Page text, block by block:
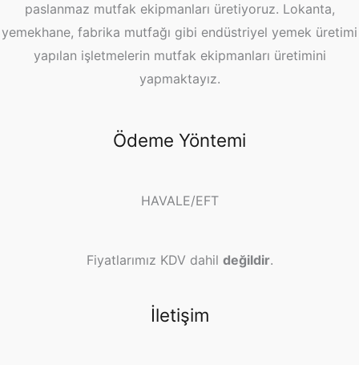
paslanmaz mutfak ekipmanları üretiyoruz. Lokanta,
yemekhane, fabrika mutfağı gibi endüstriyel yemek üretimi
yapılan işletmelerin mutfak ekipmanları üretimini
yapmaktayız.
Ödeme Yöntemi
HAVALE/EFT
Fiyatlarımız KDV dahil değildir.
İletişim